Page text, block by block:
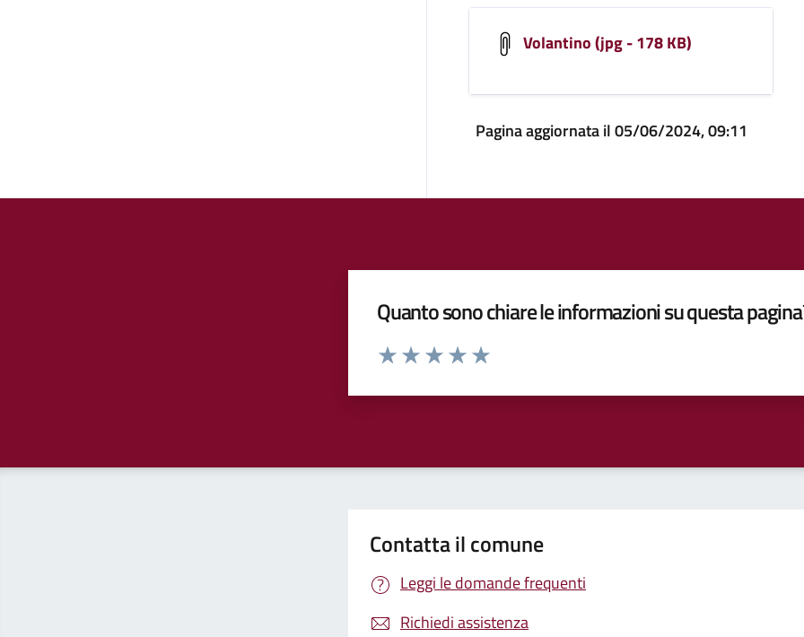
Volantino (jpg - 178 KB)
Pagina aggiornata il 05/06/2024, 09:11
Quanto sono chiare le informazioni su questa
Valuta da 1 a 5 stelle la pagina
Contatta il comune
Leggi le domande frequenti
Richiedi assistenza